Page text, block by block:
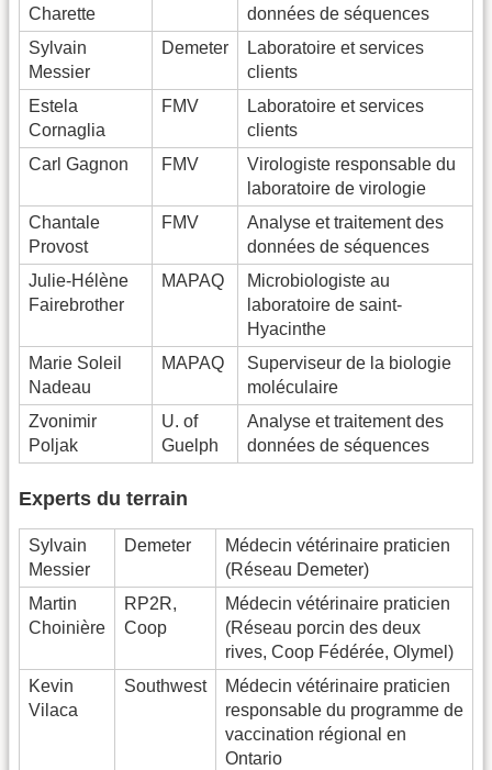
Charette
données de séquences
Sylvain
Messier
Demeter
Laboratoire et services
clients
Estela
Cornaglia
FMV
Laboratoire et services
clients
Carl Gagnon
FMV
Virologiste responsable du
laboratoire de virologie
Chantale
Provost
FMV
Analyse et traitement des
données de séquences
Julie-Hélène
Fairebrother
MAPAQ
Microbiologiste au
laboratoire de saint-
Hyacinthe
Marie Soleil
Nadeau
MAPAQ
Superviseur de la biologie
moléculaire
Zvonimir
Poljak
U. of
Guelph
Analyse et traitement des
données de séquences
Experts du terrain
Sylvain
Messier
Demeter
Médecin vétérinaire praticien
(Réseau Demeter)
Martin
Choinière
RP2R,
Coop
Médecin vétérinaire praticien
(Réseau porcin des deux
rives, Coop Fédérée, Olymel)
Kevin
Vilaca
Southwest
Médecin vétérinaire praticien
responsable du programme de
vaccination régional en
Ontario